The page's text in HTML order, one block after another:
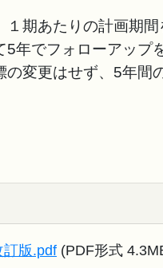
期あたりの計画期
年でフォローアップ
変更はせず、5年間
版.pdf (PDF形式